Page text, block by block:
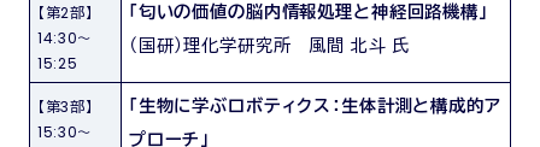
【第2部】
14:30～
15:25
「匂いの価値の脳内情報処理と神経回路機構」
（国研）理化学研究所 風間 北斗 氏
【第3部】
15:30～
「生物に学ぶロボティクス：生体計測と構成的ア
プローチ」